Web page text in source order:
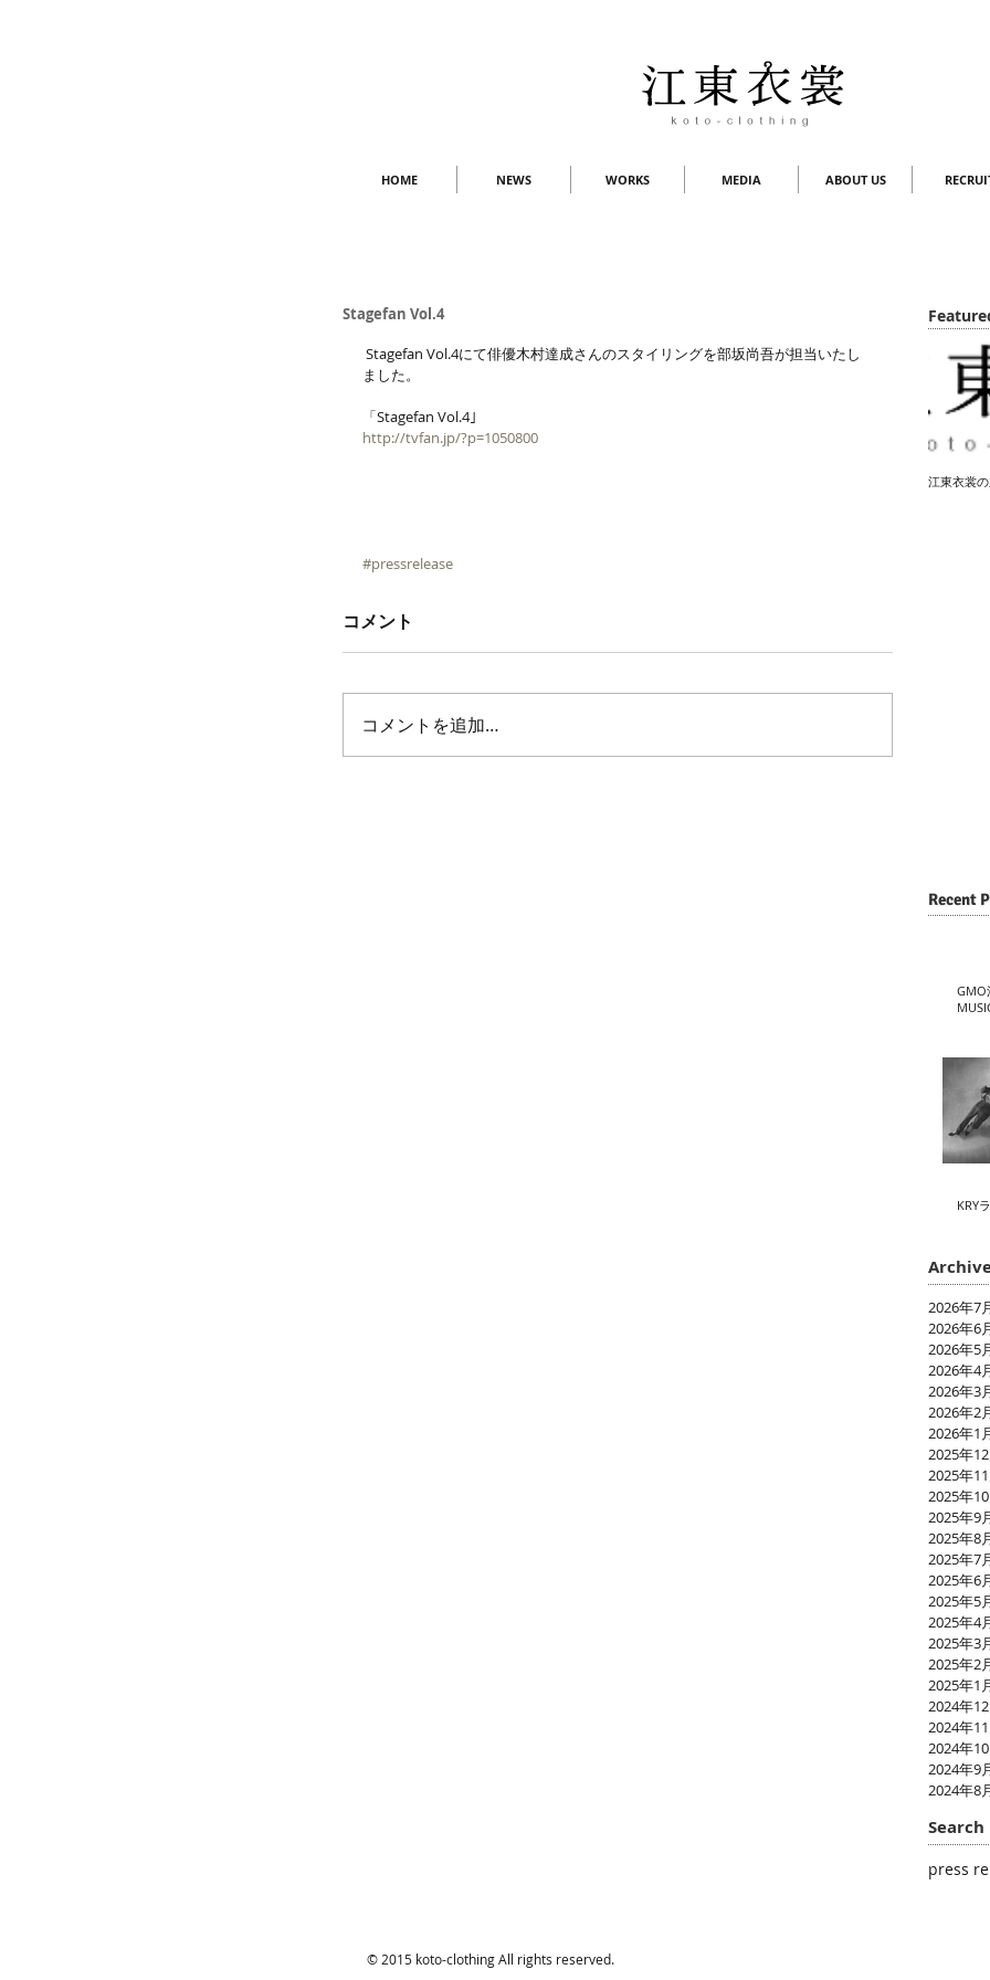
HOME NEWS WORKS MEDIA ABOUT US
Stagefan Vol.4
ました。
「Stagefan Vol.4｣
http://tvfan.jp/?p=1050800
#pressrelease
コメント
コメントを追加…
江東衣裳
Recent
GMO
KRY
2026年7
2026年6
2026年5
2026年4
2026年3
2026年2
2026年1
2025年
2025年
2025年
2025年9
2025年8
2025年7
2025年6
2025年5
2025年4
2025年3
2025年2
2025年1
2024年
2024年
2024年
2024年9
2024年8
Search
press
© 2015 koto-clothing All rights reserved.